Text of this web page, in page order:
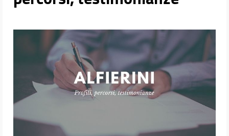
Opportunità e supporto